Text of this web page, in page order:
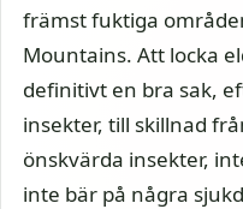
främst fuktiga
Mountains. Att locka
definitivt en bra sak,
insekter, till skillnad
önskvärda insekter,
inte bär på några